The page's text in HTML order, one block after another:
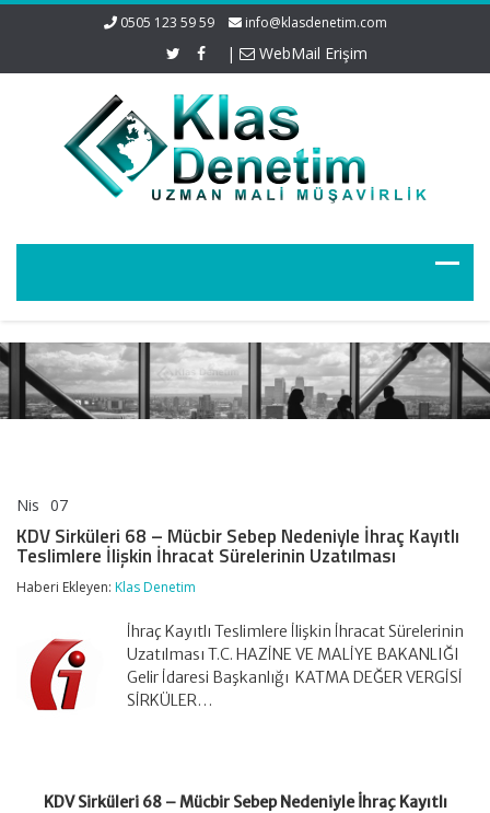
0505 123 59 59 info@klasdenetim.com
| WebMail Erişim
Nis 07
68
–
Mücbir
Sebep
Kayıtlı
Teslimlere
İhracat
KDV Sirküleri 68 – Mücbir Sebep Nedeniyle İhraç Kayıtlı
Teslimlere İlişkin İhracat Sürelerinin Uzatılması
Haberi Ekleyen: Klas Denetim
İhraç Kayıtlı Teslimlere İlişkin İhracat Sürelerinin
Uzatılması T.C. HAZİNE VE MALİYE BAKANLIĞI
Gelir İdaresi Başkanlığı KATMA DEĞER VERGİSİ
SİRKÜLER…
KDV Sirküleri 68 – Mücbir Sebep Nedeniyle İhraç Kayıtlı